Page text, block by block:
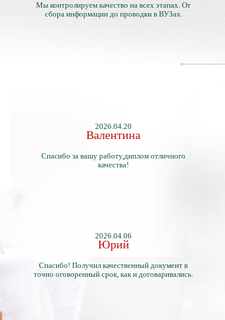
Мы контролируем качество на всех этапах. От
сбора информации до проводки в ВУЗах.
2026.04.20
Валентина
Спасибо за вашу работу,диплом отличного
качества!
2026.04.06
Юрий
Спасибо! Получил качественный документ в
точно оговоренный срок, как и договаривались.